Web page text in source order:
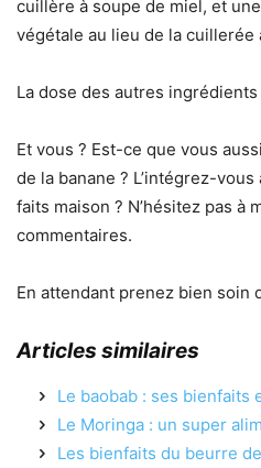
cuillère à soupe de miel, et
végétale au lieu de la cuillerée
La dose des autres
Et vous ? Est-ce que vous
de la banane ? L’intégrez-
faits maison ? N’hésitez pas à
commentaires.
En attendant prenez bien soin
Articles similaires
Le baobab : ses bienfaits
Le Moringa : un super
Les bienfaits du beurre